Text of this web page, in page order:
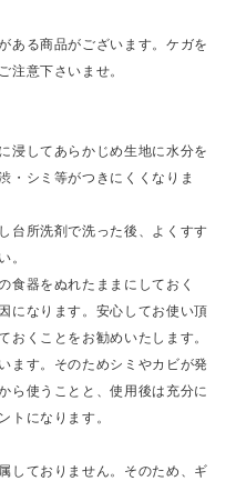
ある商品がございます。ケガを
注意下さいませ。
浸してあらかじめ生地に水分を
・シミ等がつきにくくなりま
台所洗剤で洗った後、よくすす
。
食器をぬれたままにしておく
になります。安心してお使い頂
おくことをお勧めいたします。
ます。そのためシミやカビが発
ら使うことと、使用後は充分に
トになります。
しておりません。そのため、ギ